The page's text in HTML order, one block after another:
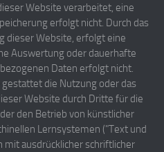
Website verarbeitet, eine
erfolgt nicht. Durch das
dieser Website, erfolgt eine
Auswertung oder dauerhafte
Daten erfolgt nicht.
die Nutzung oder das
Website durch Dritte für die
den Betrieb von künstlicher
Lernsystemen ("Text und
mit ausdrücklicher schriftlicher